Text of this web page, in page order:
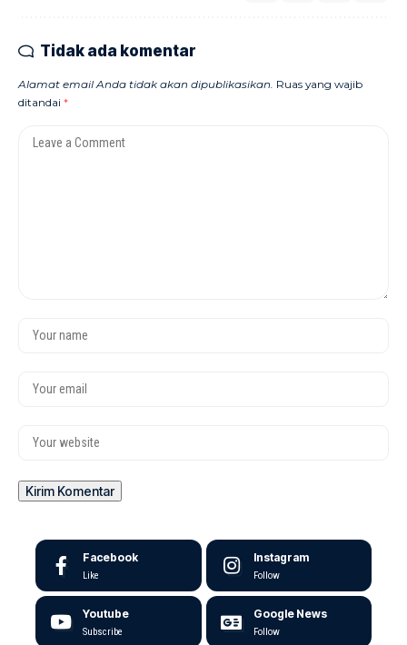
Tidak ada komentar
Alamat email Anda tidak akan dipublikasikan. Ruas yang wajib
ditandai *
Facebook
Like
Instagram
Follow
Youtube
Subscribe
Google News
Follow